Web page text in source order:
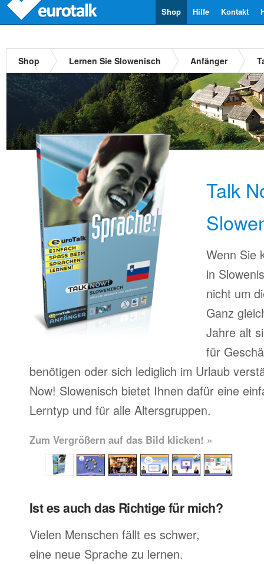
Kontakt
Hilfe
Shop
Shop Lernen Sie Slowenisch Anfänger
Talk
Wenn Sie
in
nicht um
Ganz
Jahre alt
für
benötigen oder sich lediglich im Urlaub
Now! Slowenisch bietet Ihnen dafür eine
Lerntyp und für alle Altersgruppen.
Zum Vergrößern auf das Bild klicken! »
Ist es auch das Richtige für mich?
Vielen Menschen fällt es schwer,
eine neue Sprache zu lernen.